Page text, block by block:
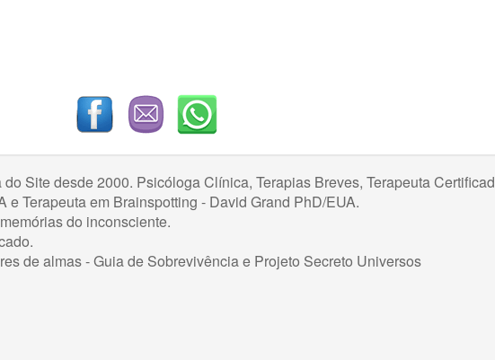
Site desde 2000. Psicóloga Clínica, Terapias Breves, Terapeuta
e Terapeuta em Brainspotting - David Grand PhD/EUA.
do inconsciente.
de almas - Guia de Sobrevivência e Projeto Secreto Universos